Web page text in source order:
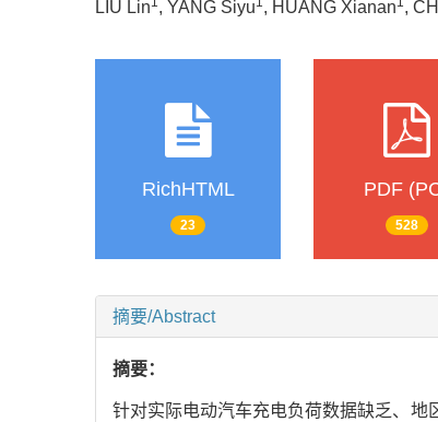
LIU Lin , YANG Siyu , HUANG Xianan ,
RichHTML
23
PDF
528
摘要/Abstract
摘要：
针对实际电动汽车充电负荷数据缺乏、地